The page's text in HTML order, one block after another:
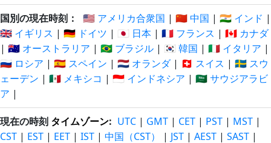
国別の現在時刻： 🇺🇸 アメリカ合衆国 | 🇨🇳 中国 | 🇮🇳 インド |
🇬🇧 イギリス | 🇩🇪 ドイツ | 🇯🇵 日本 | 🇫🇷 フランス | 🇨🇦 カナダ
| 🇦🇺 オーストラリア | 🇧🇷 ブラジル | 🇰🇷 韓国 | 🇮🇹 イタリア |
🇷🇺 ロシア | 🇪🇸 スペイン | 🇳🇱 オランダ| 🇨🇭 スイス | 🇸🇪 スウ
ェーデン | 🇲🇽 メキシコ | 🇮🇩 インドネシア | 🇸🇦 サウジアラビ
ア |
現在の時刻 タイムゾーン: UTC | GMT | CET | PST | MST |
CST | EST | EET | IST | 中国（CST） | JST | AEST | SAST |